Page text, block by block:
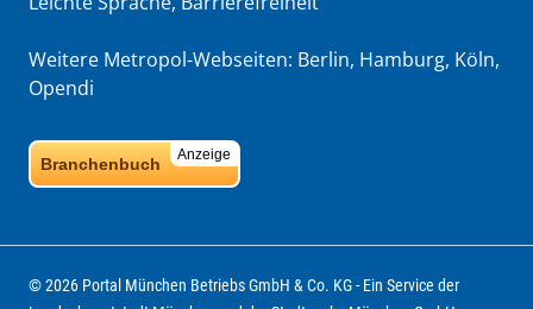
Weitere Metropol-Webseiten: Berlin, Hamburg, Köln,
Opendi
Anzeige
Branchenbuch
© 2026 Portal München Betriebs GmbH & Co. KG - Ein Service der